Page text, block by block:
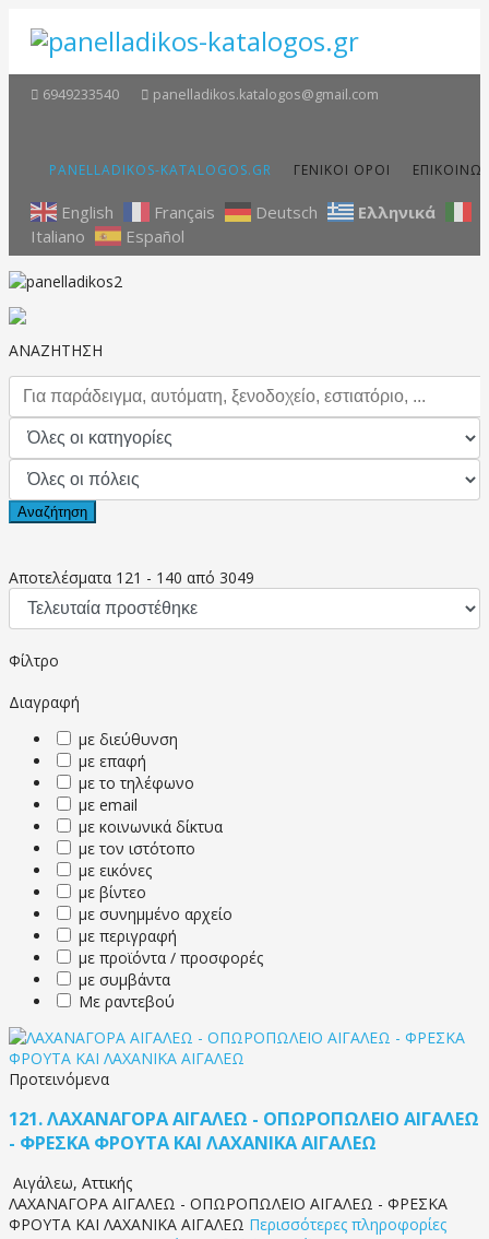
PANELLADIKOS-KATALOGOS.GR ΓΕΝΙΚΟΙ ΟΡΟΙ
6949233540 panelladikos.katalogos@gmail.com
English Français Deutsch
Ελληνικά
Italiano
Español
ΑΝΑΖΗΤΗΣΗ
Αναζήτηση
Αποτελέσματα 121 - 140 από 3049
Φίλτρο
Διαγραφή
με διεύθυνση
με επαφή
με το τηλέφωνο
με email
με κοινωνικά δίκτυα
με τον ιστότοπο
με εικόνες
με βίντεο
με συνημμένο αρχείο
με περιγραφή
με προϊόντα / προσφορές
με συμβάντα
Με ραντεβού
Προτεινόμενα
121.ΛΑΧΑΝΑΓΟΡΑ ΑΙΓΑΛΕΩ - ΟΠΩΡΟΠΩΛΕΙΟ ΑΙΓΑΛΕΩ
- ΦΡΕΣΚΑ ΦΡΟΥΤΑ ΚΑΙ ΛΑΧΑΝΙΚΑ ΑΙΓΑΛΕΩ
Αιγάλεω, Αττικής
ΛΑΧΑΝΑΓΟΡΑ ΑΙΓΑΛΕΩ - ΟΠΩΡΟΠΩΛΕΙΟ ΑΙΓΑΛΕΩ - ΦΡΕΣΚΑ
ΦΡΟΥΤΑ ΚΑΙ ΛΑΧΑΝΙΚΑ ΑΙΓΑΛΕΩ Περισσότερες πληροφορίες